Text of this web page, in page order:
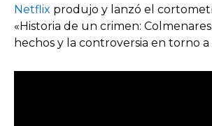
Netflix produjo y lanzó el
«Historia de un crimen:
hechos y la controversia en torno